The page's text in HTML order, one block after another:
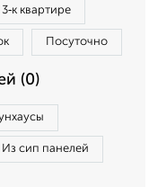
3‑к квартире
Посуточно
(0)
Из сип панелей